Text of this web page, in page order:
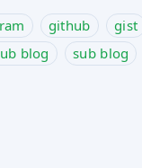
github
gist
blog sub blog